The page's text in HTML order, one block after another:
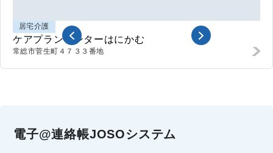
居宅介護
ケアプランセンターはにかむ
常総市菅生町４７３３番地
電子@連絡帳JOSOシステム